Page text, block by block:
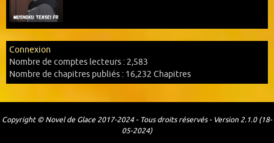
Connexion
Nombre de comptes lecteurs : 2,583
Nombre de chapitres publiés : 16,232 Chapitres
Copyright © Novel de Glace 2017-2024 - Tous droits réservés - Version 2.1.0 (18-
05-2024)